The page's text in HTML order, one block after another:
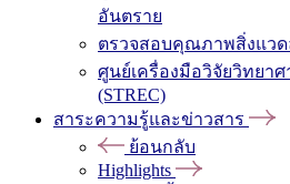
อันตราย
ตรวจสอบคุณภาพสิ่งแว
ศูนย์เครื่องมือวิจัยวิทยา
(STREC)
สาระความรู้และข่าวสาร
ย้อนกลับ
Highlights